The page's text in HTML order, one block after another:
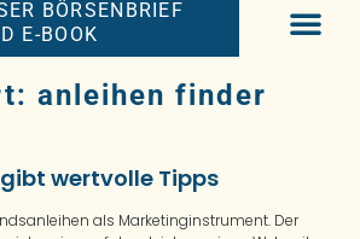
BÖRSENBRIEF
E-BOOK
anleihen finder
wertvolle Tipps
als Marketinginstrument. Der